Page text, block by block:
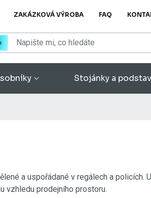
ZAKÁZKOVÁ VÝROBA FAQ
Stojánky a
a uspořádané v regálech a policích.
vzhledu prodejního prostoru.